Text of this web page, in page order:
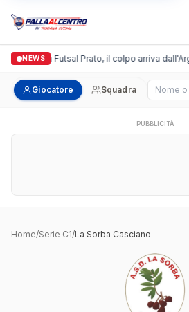
NEWS
Italgronda Futsal Prato, il colpo arriva
Giocatore Squadra Cerca
PUBBLICITÀ
Home/Serie C1/La Sorba Casciano